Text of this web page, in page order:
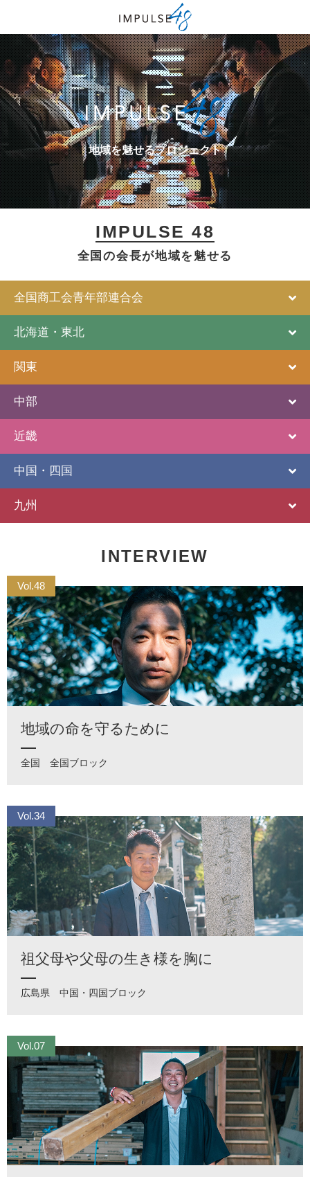
地域を魅せるプロジェクト
IMPULSE 48
全国の会長が地域を魅せる
全国商工会青年部連合会
北海道・東北
関東
中部
近畿
中国・四国
九州
INTERVIEW
Vol.48
地域の命を守るために
全国 全国ブロック
Vol.34
祖父母や父母の生き様を胸に
広島県 中国・四国ブロック
Vol.07